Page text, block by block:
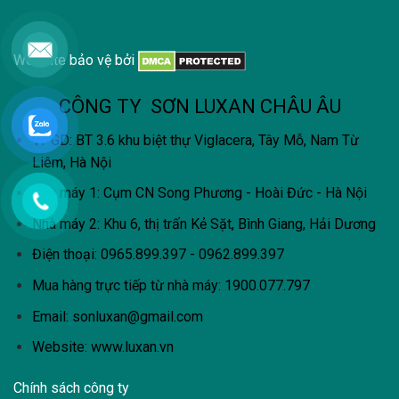
Website bảo vệ bởi
CÔNG TY SƠN LUXAN CHÂU ÂU
VPGD: BT 3.6 khu biệt thự Viglacera, Tây Mỗ, Nam Từ
Liêm, Hà Nội
Nhà máy 1: Cụm CN Song Phương - Hoài Đức - Hà Nội
Nhà máy 2: Khu 6, thị trấn Kẻ Sặt, Bình Giang, Hải Dương
Điện thoại: 0965.899.397 - 0962.899.397
Mua hàng trực tiếp từ nhà máy: 1900.077.797
Email: sonluxan@gmail.com
Website: www.luxan.vn
Chính sách công ty